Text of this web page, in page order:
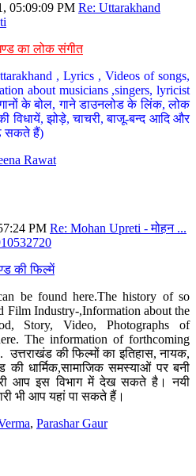
05:09:09 PM Re: Uttarakhand
का लोक संगीत
, Lyrics , Videos of songs,
about musicians ,singers, lyricist
के बोल, गाने डाउनलोड के लिंक, लोक
विधायें, झोड़े, चाचरी, बाजू-बन्द आदि और
सकते हैं)
Rawat
PM Re: Mohan Upreti - मोहन ...
की फिल्में
be found here.The history of so
Film Industry-,Information about the
Story, Video, Photographs of
The information of forthcoming
की फिल्मों का इतिहास, नायक,
की धार्मिक,सामाजिक समस्याओं पर बनी
आप इस विभाग में देख सकते है। नयी
भी आप यहां पा सकते हैं।
, Parashar Gaur